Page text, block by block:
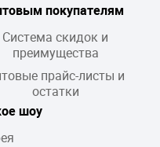
покупателям
Система скидок и
преимущества
прайс-листы и
остатки
шоу